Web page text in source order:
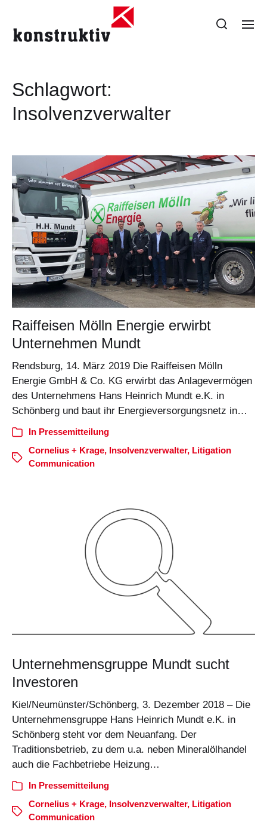
Schlagwort:
Insolvenzverwalter
Raiffeisen Mölln Energie erwirbt
Unternehmen Mundt
Rendsburg, 14. März 2019 Die Raiffeisen Mölln
Energie GmbH & Co. KG erwirbt das Anlagevermögen
des Unternehmens Hans Heinrich Mundt e.K. in
Schönberg und baut ihr Energieversorgungsnetz in…
In Pressemitteilung
Cornelius + Krage, Insolvenzverwalter, Litigation
Communication
Unternehmensgruppe Mundt sucht
Investoren
Kiel/Neumünster/Schönberg, 3. Dezember 2018 – Die
Unternehmensgruppe Hans Heinrich Mundt e.K. in
Schönberg steht vor dem Neuanfang. Der
Traditionsbetrieb, zu dem u.a. neben Mineralölhandel
auch die Fachbetriebe Heizung…
In Pressemitteilung
Cornelius + Krage, Insolvenzverwalter, Litigation
Communication